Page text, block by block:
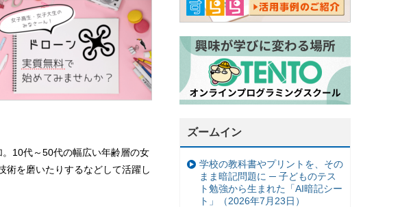
10代～50代の幅広い年齢層の女
術を磨いたりするなどして活躍し
ズームイン
学校の教科書やプリントを、その
まま暗記問題に ─ 子どものテス
ト勉強から生まれた「AI暗記シー
ト」（2026年7月23日）